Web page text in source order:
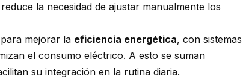
la necesidad de ajustar manualmente los
mejorar la eficiencia energética, con sistemas
el consumo eléctrico. A esto se suman
su integración en la rutina diaria.